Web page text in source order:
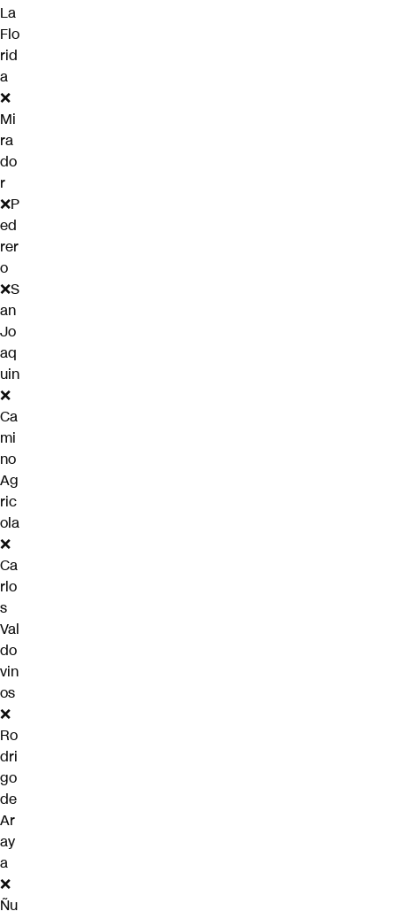
La
Flo
rid
a
❌
Mi
ra
do
r
❌P
ed
rer
o
❌S
an
Jo
aq
uin
❌
Ca
mi
no
Ag
ric
ola
❌
Ca
rlo
s
Val
do
vin
os
❌
Ro
dri
go
de
Ar
ay
a
❌
Ñu